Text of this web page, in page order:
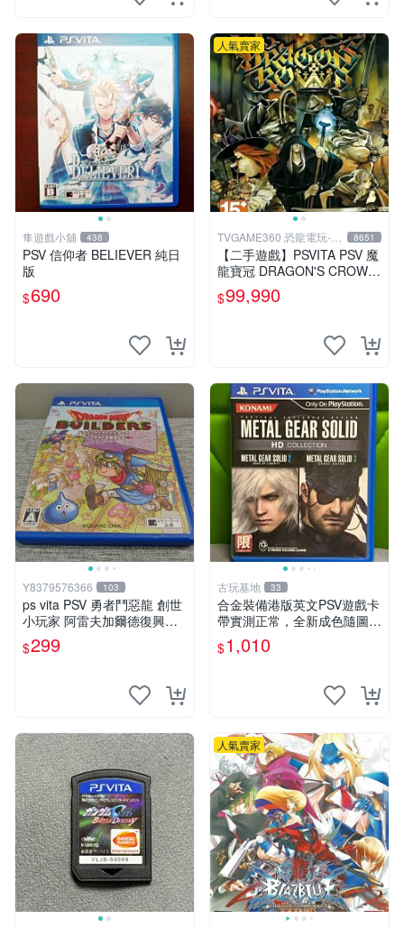
隼遊戲小舖 438
PSV 信仰者 BELIEVER 純日
版
$690
人氣賣家
TVGAME360 恐龍電玩-台
中店
8651
【二手遊戲】PSVITA PSV 魔
龍寶冠 DRAGON'S CROWN
中文版【台中恐龍電玩】
$99,990
Y8379576366 103
ps vita PSV 勇者鬥惡龍 創世
小玩家 阿雷夫加爾德復興記
純日版 （編號15）
$299
古玩基地 33
合金裝備港版英文PSV遊戲卡
帶實測正常，全新成色隨圖確
認，嚴選 giochi 光盞 游戲
$1,010
人氣賣家